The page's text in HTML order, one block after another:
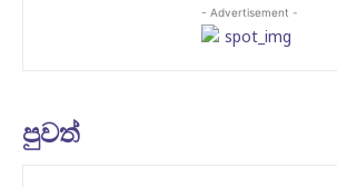
- Advertisement -
පුවත්